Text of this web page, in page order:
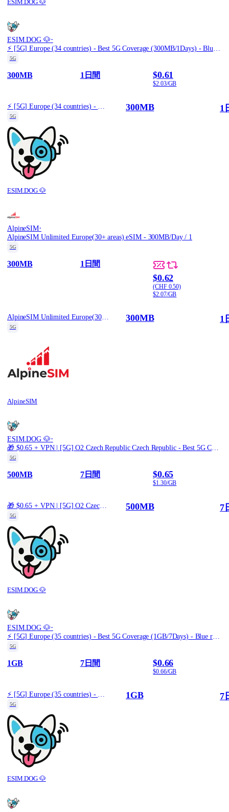
ESIM.DOG 🐶
ESIM.DOG 🐶·
5G
300MB 1日間 $0.61
$2.03/GB
5G
ESIM.DOG 🐶
300MB 1
AlpineSIM·
AlpineSIM Unlimited Europe(30+ areas) eSIM - 300MB/Day / 1
5G
300MB 1日間
$0.62
(CHF 0.50)
$2.07/GB
AlpineSIM Unlimited Europe(30+ areas) eSIM - 300MB/Day / 1
5G
AlpineSIM
300MB 1
ESIM.DOG 🐶·
5G
500MB 7日間 $0.65
$1.30/GB
🎁 $0.65 + VPN | [5G] O2 Czech Republic Czech Republic - Best 5G Coverage (500MB/7Days) - Black route
5G
ESIM.DOG 🐶
500MB 7
ESIM.DOG 🐶·
⚡️ [5G] Europe (35 countries) - Best 5G Coverage (1GB/7Days) - Blue route
5G
1GB 7日間 $0.66
$0.66/GB
5G
ESIM.DOG 🐶
1GB 7